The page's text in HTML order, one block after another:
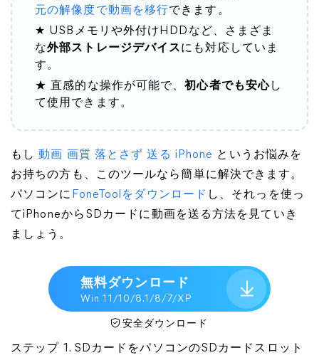
元の解像度で動画を移行できます。
★ USBメモリや外付けHDDなど、さまざま
な外部ストレージデバイスにも対応していま
す。
★ 直感的な操作が可能で、初心者でも安心し
て使用できます。
もし動画 画質 落とさず 送る iPhone というお悩みを
お持ちの方も、このツールなら簡単に解決できます。
パソコンに FoneToolをダウンロード し、それっを使っ
てiPhoneからSDカードに動画を送る方法を見ていき
ましょう。
無料ダウンロード
Win 11/10/8.1/8/7/XP
安全ダウンロード
ステップ 1. SDカードをパソコンのSDカードスロット